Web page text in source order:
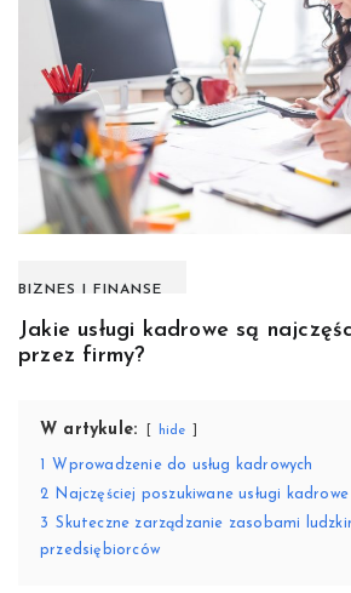
BIZNES I FINANSE
Jakie usługi kadrowe są
przez firmy?
W artykule: hide
Wprowadzenie do usług kadrowych
2
Najczęściej poszukiwane usługi kadrowe
3
Skuteczne zarządzanie zasobami
przedsiębiorców